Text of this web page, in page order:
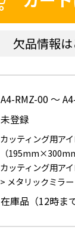
欠品情報
A4-RMZ-00 ～
未登録
カッティング用ア
（195mm×300mm
カッティング用ア
> メタリックミラ
在庫品（12時ま